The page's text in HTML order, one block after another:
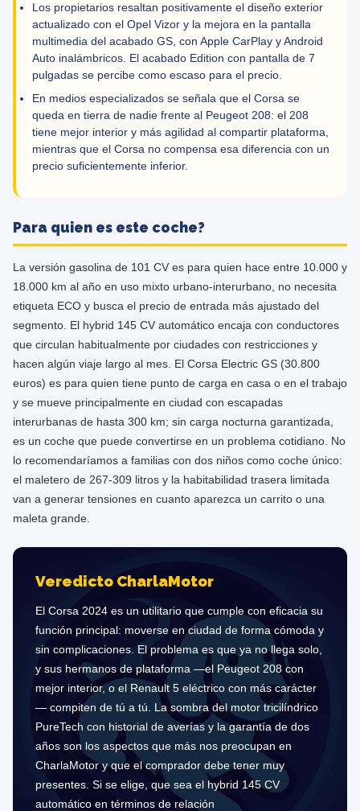
Los propietarios resaltan positivamente el diseño exterior
actualizado con el Opel Vizor y la mejora en la pantalla
multimedia del acabado GS, con Apple CarPlay y Android
Auto inalámbricos. El acabado Edition con pantalla de 7
pulgadas se percibe como escaso para el precio.
En medios especializados se señala que el Corsa se
queda en tierra de nadie frente al Peugeot 208: el 208
tiene mejor interior y más agilidad al compartir plataforma,
mientras que el Corsa no compensa esa diferencia con un
precio suficientemente inferior.
Para quien es este coche?
La versión gasolina de 101 CV es para quien hace entre 10.000 y
18.000 km al año en uso mixto urbano-interurbano, no necesita
etiqueta ECO y busca el precio de entrada más ajustado del
segmento. El hybrid 145 CV automático encaja con conductores
que circulan habitualmente por ciudades con restricciones y
hacen algún viaje largo al mes. El Corsa Electric GS (30.800
euros) es para quien tiene punto de carga en casa o en el trabajo
y se mueve principalmente en ciudad con escapadas
interurbanas de hasta 300 km; sin carga nocturna garantizada,
es un coche que puede convertirse en un problema cotidiano. No
lo recomendaríamos a familias con dos niños como coche único:
el maletero de 267-309 litros y la habitabilidad trasera limitada
van a generar tensiones en cuanto aparezca un carrito o una
maleta grande.
Veredicto CharlaMotor
El Corsa 2024 es un utilitario que cumple con eficacia su
función principal: moverse en ciudad de forma cómoda y
sin complicaciones. El problema es que ya no llega solo,
y sus hermanos de plataforma —el Peugeot 208 con
mejor interior, o el Renault 5 eléctrico con más carácter
— compiten de tú a tú. La sombra del motor tricilíndrico
PureTech con historial de averías y la garantía de dos
años son los aspectos que más nos preocupan en
CharlaMotor y que el comprador debe tener muy
presentes. Si se elige, que sea el hybrid 145 CV
automático en términos de relación